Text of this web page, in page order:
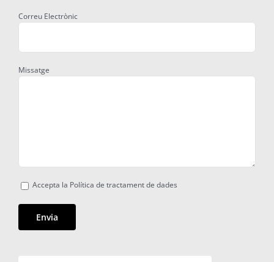
Correu Electrònic
Missatge
Accepta la Política de tractament de dades